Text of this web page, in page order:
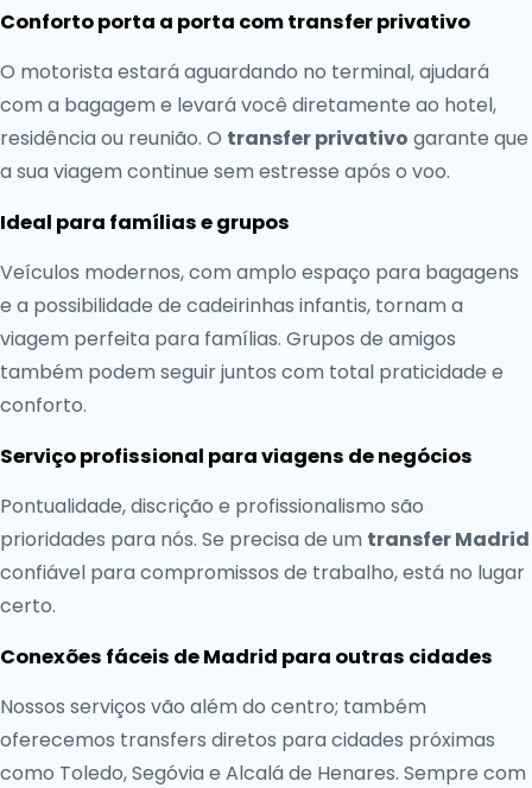
Conforto porta a porta com transfer privativo
O motorista estará aguardando no terminal, ajudará
com a bagagem e levará você diretamente ao hotel,
residência ou reunião. O transfer privativo garante que
a sua viagem continue sem estresse após o voo.
Ideal para famílias e grupos
Veículos modernos, com amplo espaço para bagagens
e a possibilidade de cadeirinhas infantis, tornam a
viagem perfeita para famílias. Grupos de amigos
também podem seguir juntos com total praticidade e
conforto.
Serviço profissional para viagens de negócios
Pontualidade, discrição e profissionalismo são
prioridades para nós. Se precisa de um transfer Madrid
confiável para compromissos de trabalho, está no lugar
certo.
Conexões fáceis de Madrid para outras cidades
Nossos serviços vão além do centro; também
oferecemos transfers diretos para cidades próximas
como Toledo, Segóvia e Alcalá de Henares. Sempre com